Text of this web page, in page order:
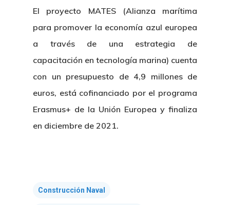
El proyecto MATES (Alianza marítima
para promover la economía azul europea
a través de una estrategia de
capacitación en tecnología marina) cuenta
con un presupuesto de 4,9 millones de
euros, está cofinanciado por el programa
Erasmus+ de la Unión Europea y finaliza
en diciembre de 2021.
Construcción Naval